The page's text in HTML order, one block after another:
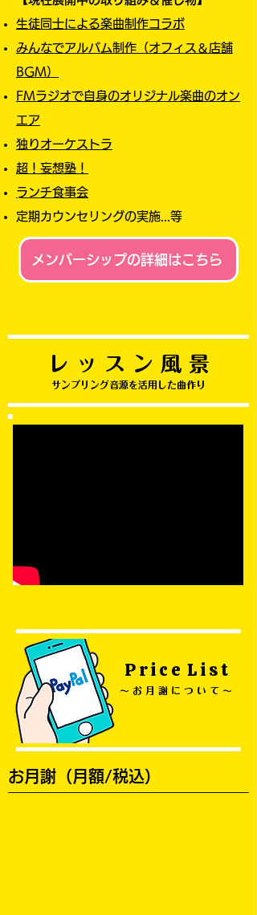
生徒同士による楽曲制作コラボ
みんなでアルバム制作（オフィス＆店舗
BGM）
FMラジオで自身のオリジナル楽曲のオン
エア
独りオーケストラ
超！妄想塾！
​ランチ食事会
定期カウンセリングの実施...等
メンバーシップの詳細はこちら
​レ ッ ス ン 風 景
サンプリング音源を活用した曲作り
P r i c e L i s t
〜 お 月 謝 に つ い て 〜
お月謝（月額/税込）